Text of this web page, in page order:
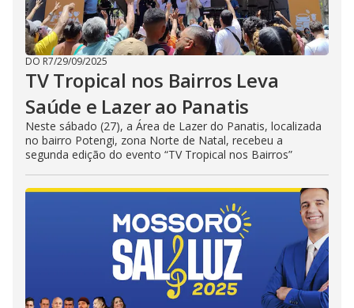
DO R7/29/09/2025
TV Tropical nos Bairros Leva
Saúde e Lazer ao Panatis
Neste sábado (27), a Área de Lazer do Panatis, localizada
no bairro Potengi, zona Norte de Natal, recebeu a
segunda edição do evento “TV Tropical nos Bairros”